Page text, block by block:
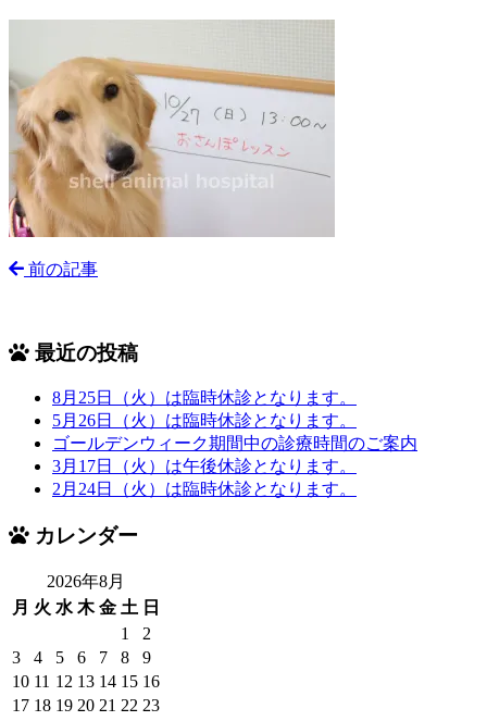
前の記事
最近の投稿
8月25日（火）は臨時休診となります。
5月26日（火）は臨時休診となります。
ゴールデンウィーク期間中の診療時間のご案内
3月17日（火）は午後休診となります。
2月24日（火）は臨時休診となります。
カレンダー
2026年8月
月 火 水 木 金 土 日
1
2
3
4 5 6 7 8
9
10 11 12 13 14 15 16
17 18 19 20 21 22 23